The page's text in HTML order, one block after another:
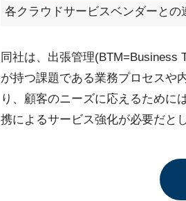
各クラウドサービスベンダーとの
同社は、出張管理(BTM=Business
が持つ課題である業務プロセスや
り、顧客のニーズに応えるために
携によるサービス強化が必要だと